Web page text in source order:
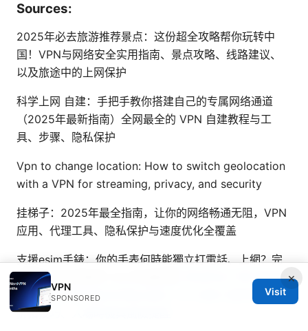
Sources:
2025年必去旅游推荐景点：这份超全攻略帮你玩转中
国！VPN与网络安全实用指南、景点攻略、线路建议、
以及旅途中的上网保护
科学上网 自建：手把手教你搭建自己的专属网络通道
（2025年最新指南）全网最全的 VPN 自建教程与工
具、步骤、隐私保护
Vpn to change location: How to switch geolocation
with a VPN for streaming, privacy, and security
挂梯子：2025年最全指南，让你的网络畅通无阻，VPN
应用、代理工具、隐私保护与速度优化全覆盖
支援esim手錶：你的手表何時能獨立打電話、上網？完
整解析與設定教學 2025年最新版
環球影城 門票 購買時
間：省錢攻略與最佳時機全解析 2025最新 購票管道、
折扣技巧、入場時機與風險提醒
×
VPN
SPONSORED
Visit